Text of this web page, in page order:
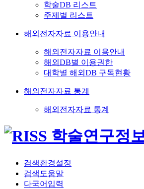
학술DB 리스트
주제별 리스트
해외전자자료 이용안내
해외전자자료 이용안내
해외DB별 이용권한
대학별 해외DB 구독현황
해외전자자료 통계
해외전자자료 통계
검색환경설정
검색도움말
다국어입력